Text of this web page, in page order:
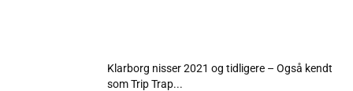
Klarborg nisser 2021 og tidligere – Også kendt
som Trip Trap...